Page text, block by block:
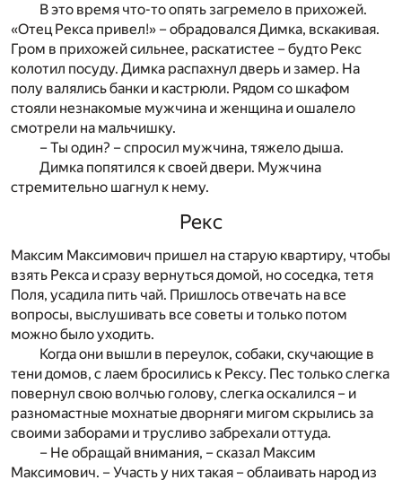
В это время что-то опять загремело в прихожей.
«Отец Рекса привел!» – обрадовался Димка, вскакивая.
Гром в прихожей сильнее, раскатистее – будто Рекс
колотил посуду. Димка распахнул дверь и замер. На
полу валялись банки и кастрюли. Рядом со шкафом
стояли незнакомые мужчина и женщина и ошалело
смотрели на мальчишку.
– Ты один? – спросил мужчина, тяжело дыша.
Димка попятился к своей двери. Мужчина
стремительно шагнул к нему.
Рекс
Максим Максимович пришел на старую квартиру, чтобы
взять Рекса и сразу вернуться домой, но соседка, тетя
Поля, усадила пить чай. Пришлось отвечать на все
вопросы, выслушивать все советы и только потом
можно было уходить.
Когда они вышли в переулок, собаки, скучающие в
тени домов, с лаем бросились к Рексу. Пес только слегка
повернул свою волчью голову, слегка оскалился – и
разномастные мохнатые дворняги мигом скрылись за
своими заборами и трусливо забрехали оттуда.
– Не обращай внимания, – сказал Максим
Максимович. – Участь у них такая – облаивать народ из